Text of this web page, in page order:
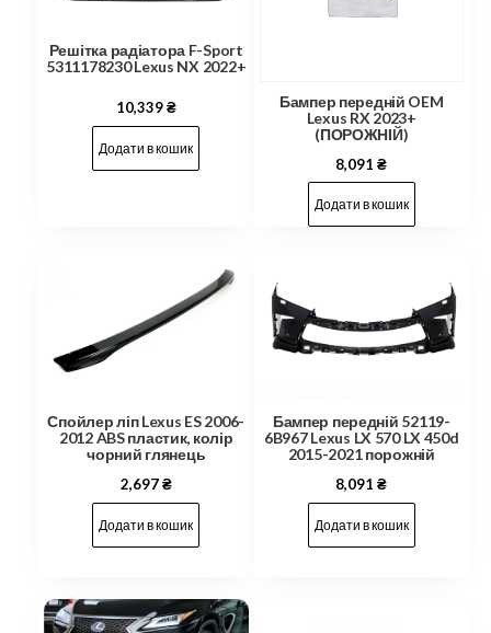
Решітка радіатора F-Sport
5311178230 Lexus NX 2022+
10,339₴
Додати в кошик
Бампер передній OEM
Lexus RX 2023+
(ПОРОЖНІЙ)
8,091₴
Додати в кошик
Спойлер ліп Lexus ES 2006-
2012 ABS пластик, колір
чорний глянець
2,697₴
Додати в кошик
Бампер передній 52119-
6B967 Lexus LX 570 LX 450d
2015-2021 порожній
8,091₴
Додати в кошик